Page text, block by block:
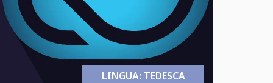
LINGUA: TEDESCA